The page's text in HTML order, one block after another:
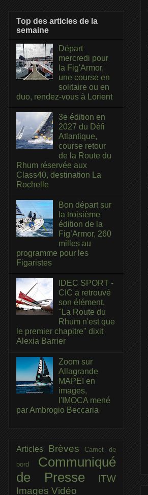
Top des articles de la
semaine
Départ
mercredi pour
la Fig'Armor,
une course en
solitaire ou en
duo, rendez-vous à Lorient
3e édition en
2027 du Défi
Atlantique,
course retour
de la Route du
Rhum réservée aux
Class40, destination La
Rochelle
Bon départ sur
la troisième
édition de la
Fig’Armor, 260
milles au
programme pour les
Figaristes
IDEC SPORT -
CIC a retrouvé
son élément,
"La Route du
Rhum n'est que
le premier chapitre" dixit
Alexia Barrier
Zoom sur
Allagrande
MAPEI en
images,
l'IMOCA mené
par Ambrogio Beccaria
Articles BrèvesCarnet de
bord Communiqué
de Presse
ITW
Images Vidéo